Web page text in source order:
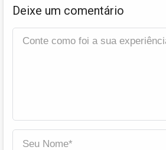
Deixe um comentário